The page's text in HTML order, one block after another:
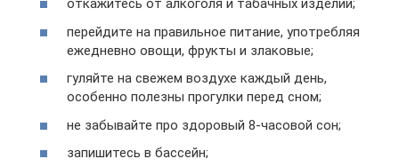
откажитесь от алкоголя и табачных изделий;
перейдите на правильное питание, употребляя
ежедневно овощи, фрукты и злаковые;
гуляйте на свежем воздухе каждый день,
особенно полезны прогулки перед сном;
не забывайте про здоровый 8-часовой сон;
запишитесь в бассейн;